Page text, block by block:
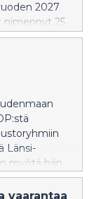
2027
nimennyt 25
Länsi-
myötä hän
Länsi-
vaarantaa